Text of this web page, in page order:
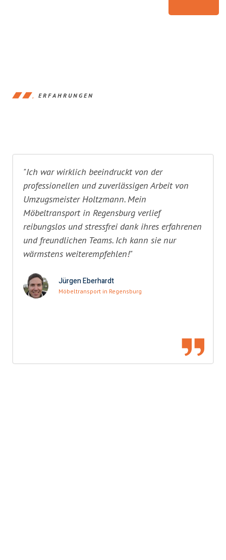
ERFAHRUNGEN
"Ich war wirklich beeindruckt von der
professionellen und zuverlässigen Arbeit von
Umzugsmeister Holtzmann. Mein
Möbeltransport in Regensburg verlief
reibungslos und stressfrei dank ihres erfahrenen
und freundlichen Teams. Ich kann sie nur
wärmstens weiterempfehlen!"
Jürgen Eberhardt
Möbeltransport in Regensburg